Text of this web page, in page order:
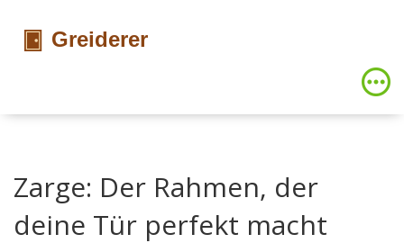
Zarge: Der Rahmen, der
deine Tür perfekt macht